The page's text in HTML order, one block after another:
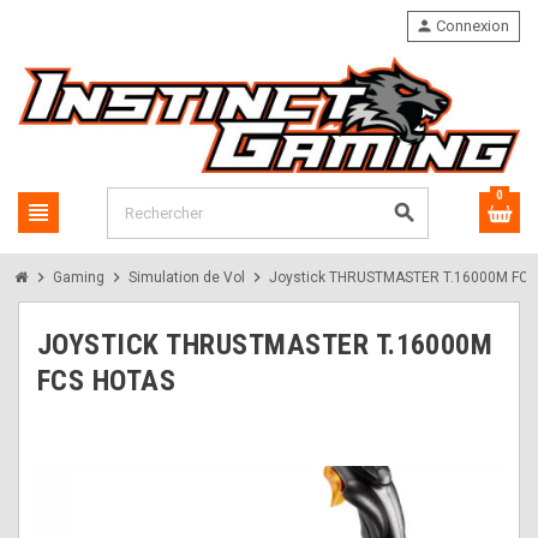
view_headline search
person Connexion
0
chevron_right Gaming chevron_right Simulation de Vol chevron_right Joystick THRUSTMASTER T.16000M
JOYSTICK THRUSTMASTER T.16000M
FCS HOTAS